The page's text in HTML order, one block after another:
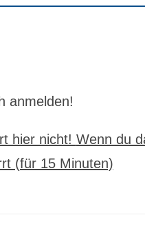
anmelden!
hier nicht! Wenn du
(für 15 Minuten)